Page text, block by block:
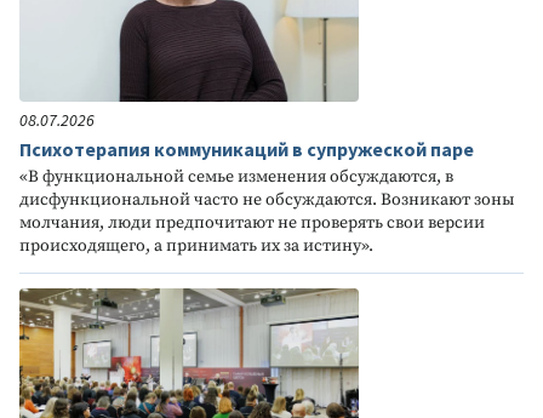
08.07.2026
Психотерапия коммуникаций в супружеской паре
«В функциональной семье изменения обсуждаются, в
дисфункциональной часто не обсуждаются. Возникают зоны
молчания, люди предпочитают не проверять свои версии
происходящего, а принимать их за истину».